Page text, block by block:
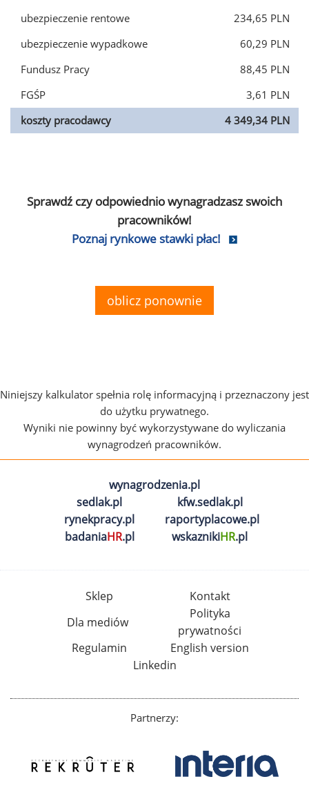
ubezpieczenie rentowe
234,65 PLN
ubezpieczenie wypadkowe
60,29 PLN
Fundusz Pracy
88,45 PLN
FGŚP
3,61 PLN
koszty pracodawcy
4 349,34 PLN
Sprawdź czy odpowiednio wynagradzasz swoich
pracowników!
Poznaj rynkowe stawki płac!
oblicz ponownie
Niniejszy kalkulator spełnia rolę informacyjną i przeznaczony jest
do użytku prywatnego.
Wyniki nie powinny być wykorzystywane do wyliczania
wynagrodzeń pracowników.
wynagrodzenia.pl
sedlak.pl
kfw.sedlak.pl
rynekpracy.pl
raportyplacowe.pl
badaniaHR.pl wskaznikiHR.pl
Sklep
Kontakt
Dla mediów
Polityka
prywatności
Regulamin
English version
Linkedin
Partnerzy: